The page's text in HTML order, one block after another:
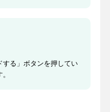
る」ボタンを押してい